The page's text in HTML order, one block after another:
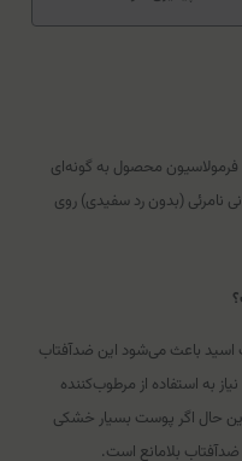
فرمولاسیون محصول به گونه‌ای
نامرئی (بدون رد سفیدی) روی
اسید باعث می‌شود این ضدآفتاب
به استفاده از مرطوب‌کننده
حال اگر پوست بسیار خشکی
ضدآفتاب بلامانع است.